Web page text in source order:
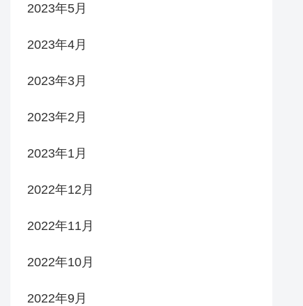
2023年5月
2023年4月
2023年3月
2023年2月
2023年1月
2022年12月
2022年11月
2022年10月
2022年9月